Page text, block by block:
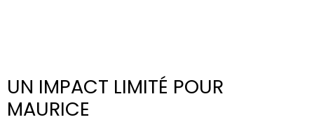
UN IMPACT LIMITÉ POUR
MAURICE